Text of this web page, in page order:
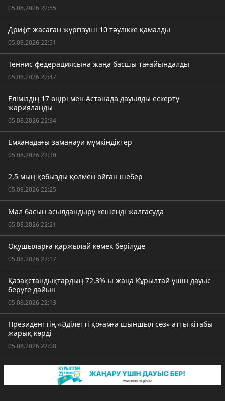
05.08.2026 22:55
Дрифт жасаған жүргізуші 10 тәулікке қамалды
05.08.2026 22:51
Теннис федерациясына жаңа басшы тағайындалды
05.08.2026 22:47
Еліміздің 17 өңірі мен Астанада дауылды ескерту
жарияланды
05.08.2026 22:34
Емханадағы заманауи мүмкіндіктер
05.08.2026 22:30
2,5 мың қобызды қолмен ойған шебер
05.08.2026 22:25
Мал басын асылдандыру кешенді жалғасуда
05.08.2026 22:21
Оқушыларға қаржылай көмек берілуде
05.08.2026 22:17
Қазақстандықтардың 72,3%-ы жаңа Құрылтай үшін дауыс
беруге дайын
05.08.2026 22:13
Президенттің «Әділетті қоғамға шыншыл сөз» атты кітабы
жарық көрді
05.08.2026 22:08